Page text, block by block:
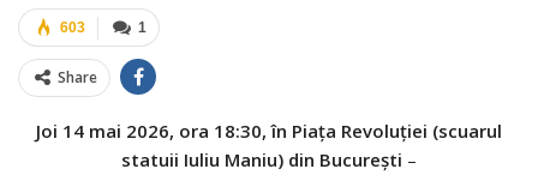
1
603
Share
Joi 14 mai 2026, ora 18:30, în Piața Revoluției (scuarul
statuii Iuliu Maniu) din București –